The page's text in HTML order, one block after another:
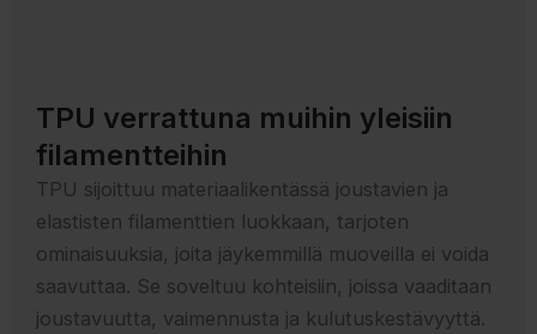
TPU verrattuna muihin yleisiin
filamentteihin
TPU sijoittuu materiaalikentässä joustavien ja
elastisten filamenttien luokkaan, tarjoten
ominaisuuksia, joita jäykemmillä muoveilla ei voida
saavuttaa. Se soveltuu kohteisiin, joissa vaaditaan
joustavuutta, vaimennusta ja kulutuskestävyyttä.